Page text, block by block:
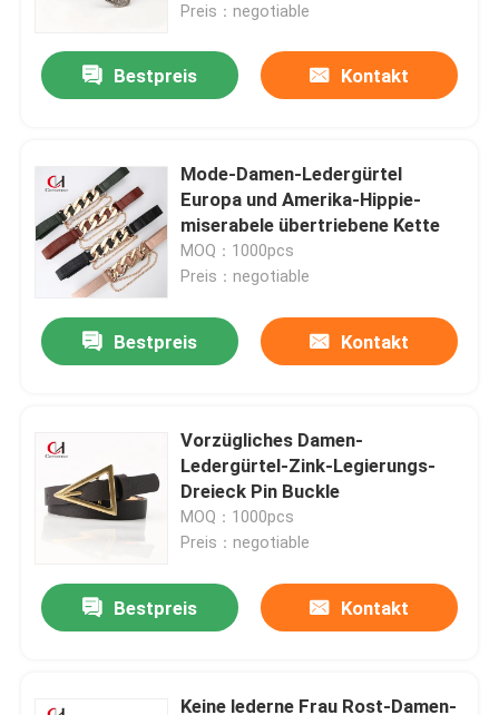
Preis：negotiable
Bestpreis Kontakt
Mode-Damen-Ledergürtel
Europa und Amerika-Hippie-
miserabele übertriebene Kette
MOQ：1000pcs
Preis：negotiable
Bestpreis Kontakt
Vorzügliches Damen-
Ledergürtel-Zink-Legierungs-
Dreieck Pin Buckle
MOQ：1000pcs
Preis：negotiable
Bestpreis Kontakt
Keine lederne Frau Rost-Damen-